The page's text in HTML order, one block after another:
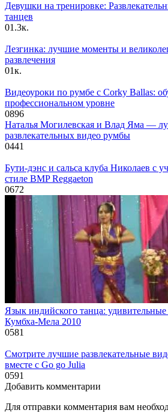
Девушки на тренировке:
танцев
01.3к.
Лезгинка: лучшие моменты и
развлечения
01к.
Видеоуроки по румбе с Corky Ballas:
профессиональном уровне
0896
Наталья Могилевская и Влад Яма —
развлекательных видео румбы
0441
Бути-дэнс и сальса клуба Николаев с
стиле BMP Reggaeton
0672
Язык индийского танца:
Кумбха-Мела 2010
0581
Смотрите лучшие развлекательные
вместе с Go go Julia
0591
Добавить комментарии
Для отправки комментария вам